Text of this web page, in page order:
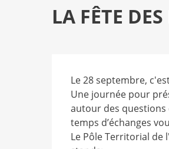
LA FÊTE
Le 28 septembre,
Une journée pour
autour des questions
temps d’échanges
Le Pôle Territorial de